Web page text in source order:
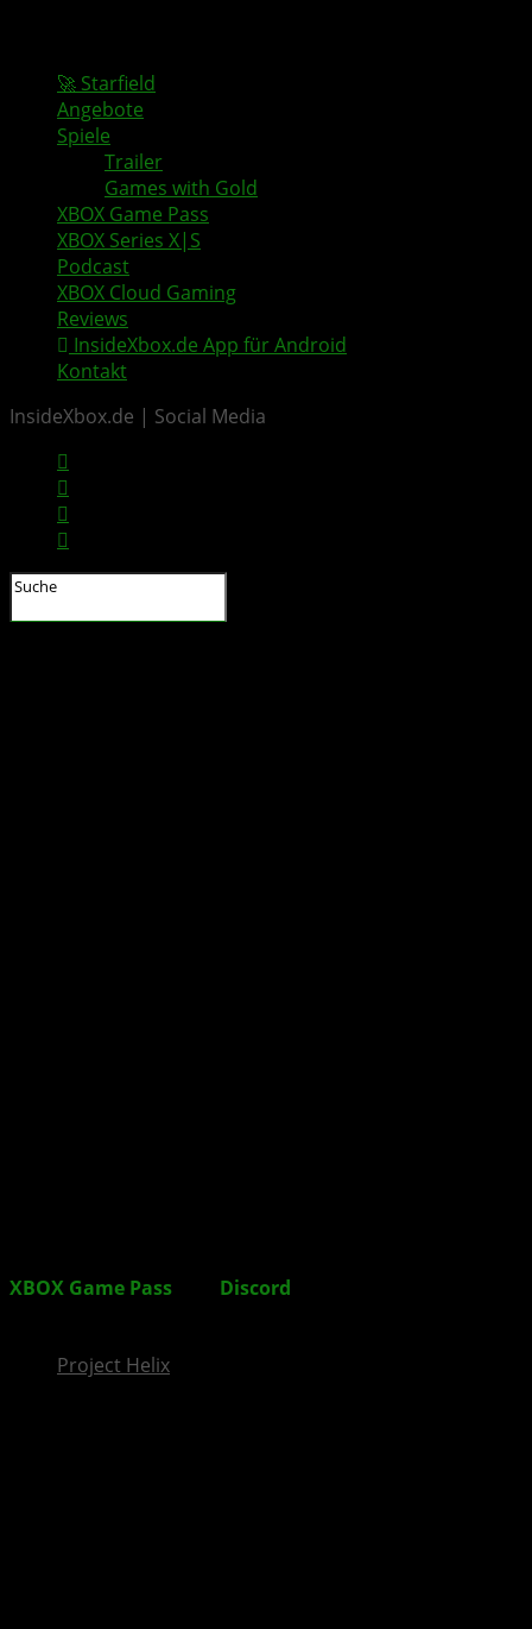
🚀 Starfield
Angebote
Spiele
Trailer
Games with Gold
XBOX Game Pass
XBOX Series X|S
Podcast
XBOX Cloud Gaming
Reviews
InsideXbox.de App für Android
Kontakt
InsideXbox.de | Social Media
XBOX Game Pass Discord
Project Helix